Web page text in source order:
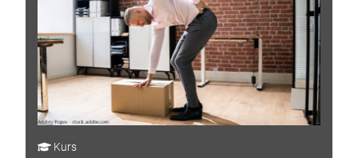
Kurs